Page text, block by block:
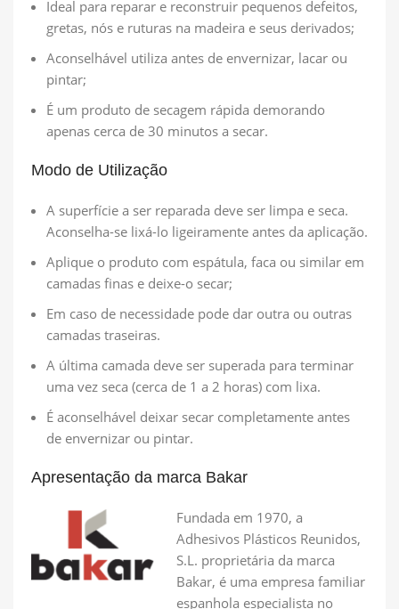
Ideal para reparar e reconstruir pequenos defeitos,
gretas, nós e ruturas na madeira e seus derivados;
Aconselhável utiliza antes de envernizar, lacar ou
pintar;
É um produto de secagem rápida demorando
apenas cerca de 30 minutos a secar.
Modo de Utilização
A superfície a ser reparada deve ser limpa e seca.
Aconselha-se lixá-lo ligeiramente antes da aplicação.
Aplique o produto com espátula, faca ou similar em
camadas finas e deixe-o secar;
Em caso de necessidade pode dar outra ou outras
camadas traseiras.
A última camada deve ser superada para terminar
uma vez seca (cerca de 1 a 2 horas) com lixa.
É aconselhável deixar secar completamente antes
de envernizar ou pintar.
Apresentação da marca Bakar
Fundada em 1970, a
Adhesivos Plásticos Reunidos,
S.L. proprietária da marca
Bakar, é uma empresa familiar
espanhola especialista no